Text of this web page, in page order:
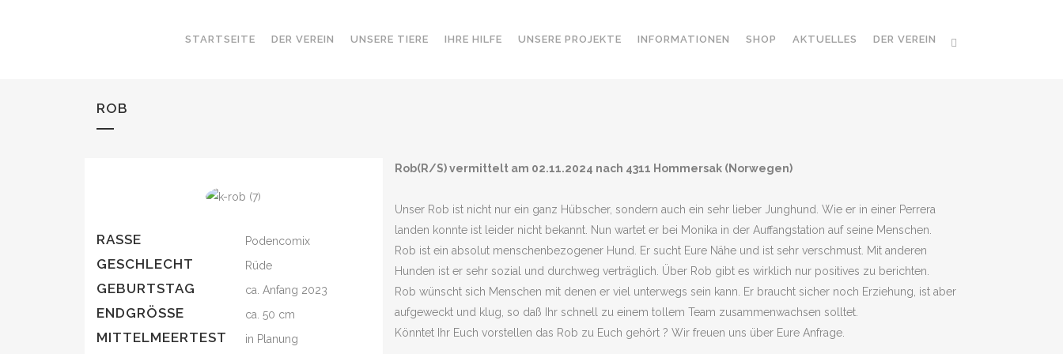
STARTSEITE DER VEREIN UNSERE TIERE IHRE HILFE UNSERE PROJEKTE INFORMATIONEN SHOP AKTUELLES DER VEREIN
ROB
RASSE Podencomix
GESCHLECHT Rüde
GEBURTSTAG ca. Anfang 2023
ENDGRÖSSE ca. 50 cm
MITTELMEERTEST in Planung
Rob(R/S) vermittelt am 02.11.2024 nach 4311 Hommersak (Norwegen)
Unser Rob ist nicht nur ein ganz Hübscher, sondern auch ein sehr lieber Junghund. Wie er in einer Perrera
landen konnte ist leider nicht bekannt. Nun wartet er bei Monika in der Auffangstation auf seine Menschen.
Rob ist ein absolut menschenbezogener Hund. Er sucht Eure Nähe und ist sehr verschmust. Mit anderen
Hunden ist er sehr sozial und durchweg verträglich. Über Rob gibt es wirklich nur positives zu berichten.
Rob wünscht sich Menschen mit denen er viel unterwegs sein kann. Er braucht sicher noch Erziehung, ist aber
aufgeweckt und klug, so daß Ihr schnell zu einem tollem Team zusammenwachsen solltet.
Könntet Ihr Euch vorstellen das Rob zu Euch gehört ? Wir freuen uns über Eure Anfrage.